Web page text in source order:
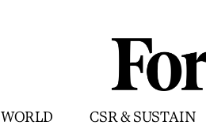
WORLD CSR & SUSTAIN